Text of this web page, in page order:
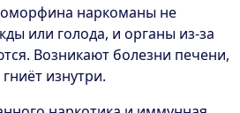
наркоманы не
или голода, и органы из-за
Возникают болезни печени,
изнутри.